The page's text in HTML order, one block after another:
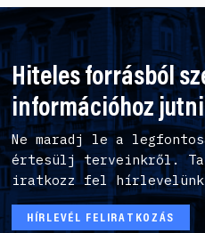
Hiteles forrásból
információhoz
Ne maradj le a
értesülj terveinkről.
iratkozz fel
HÍRLEVÉL FELIRATKOZÁS